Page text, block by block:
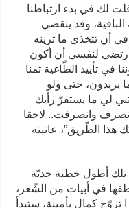
لك في بدء ارتباطنا
وقد ينقضي
في أن تتخذي ما ترينه
أرتضي لنفسي أن أكون
في تأييد الطّاغية ثمنا
يريدون، حتى ولو
لي ما يستقرّ رأيك
انصرف وانصرفت.. لاحقا
هذا الطّريق”، عاتبته
ربّما كانت تلك أطول خطبة جديّة
عواطفها في أبيات من الشّعر،
كمال بأمينة، ستبدأ